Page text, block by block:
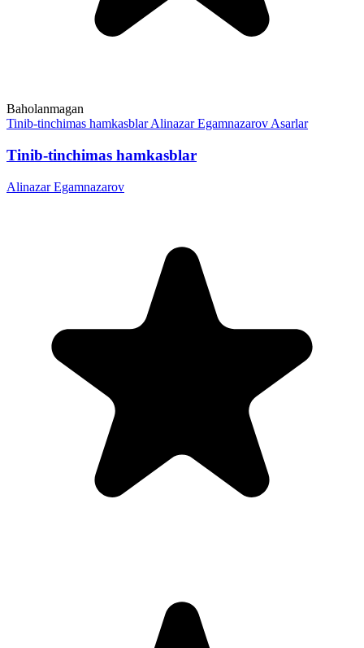
Baholanmagan
Tinib-tinchimas hamkasblarAlinazar EgamnazarovAsarlar
Tinib-tinchimas hamkasblar
Alinazar Egamnazarov